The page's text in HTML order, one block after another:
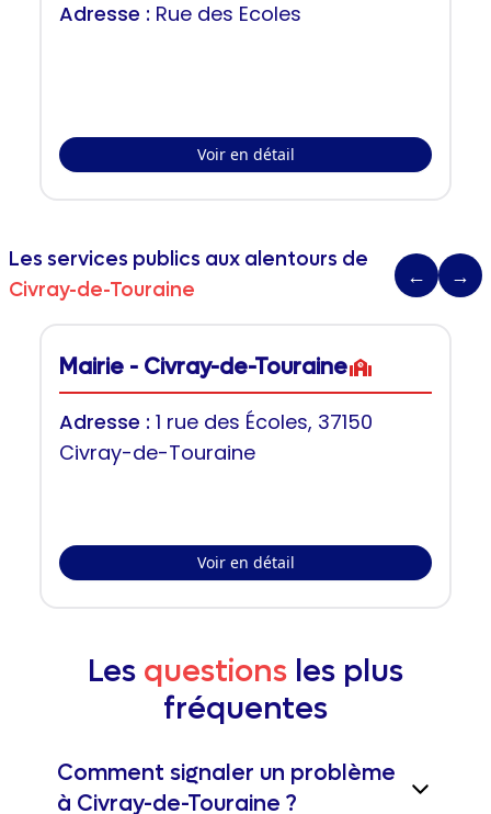
Adresse : Rue des Ecoles
Voir en détail
Les services publics aux alentours de
Civray-de-Touraine
← →
Mairie - Civray-de-Touraine
Adresse : 1 rue des Écoles, 37150
Civray-de-Touraine
Voir en détail
Les questions les plus
fréquentes
Comment signaler un problème
à Civray-de-Touraine ?